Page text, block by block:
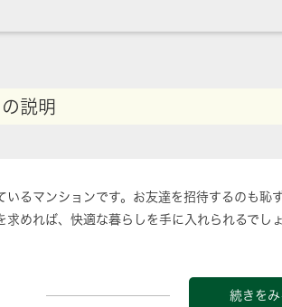
説明
いるマンションです。お友達を招待するのも
求めれば、快適な暮らしを手に入れられるで
続きをみ